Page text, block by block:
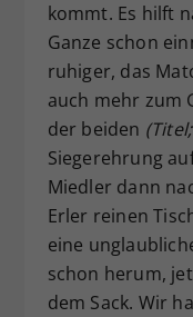
kommt. Es hilft
Ganze schon
ruhiger, das
auch mehr zum
der beiden
Siegerehrung
Miedler dann
Erler reinen
eine
schon herum,
dem Sack. Wir